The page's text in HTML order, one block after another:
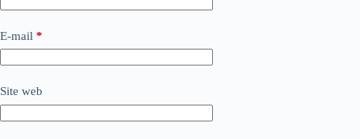
E-mail *
Site web